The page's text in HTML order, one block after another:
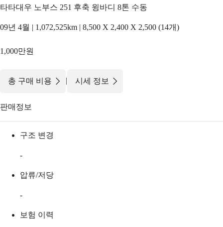
타타대우 노부스 251 후축 윙바디 8톤 수동
09년 4월 | 1,072,525km | 8,500 X 2,400 X 2,500 (14개)
1,000만원
총 구매 비용 | 시세 정보
판매정보
구조 변경
-
압류/저당
-
보험 이력